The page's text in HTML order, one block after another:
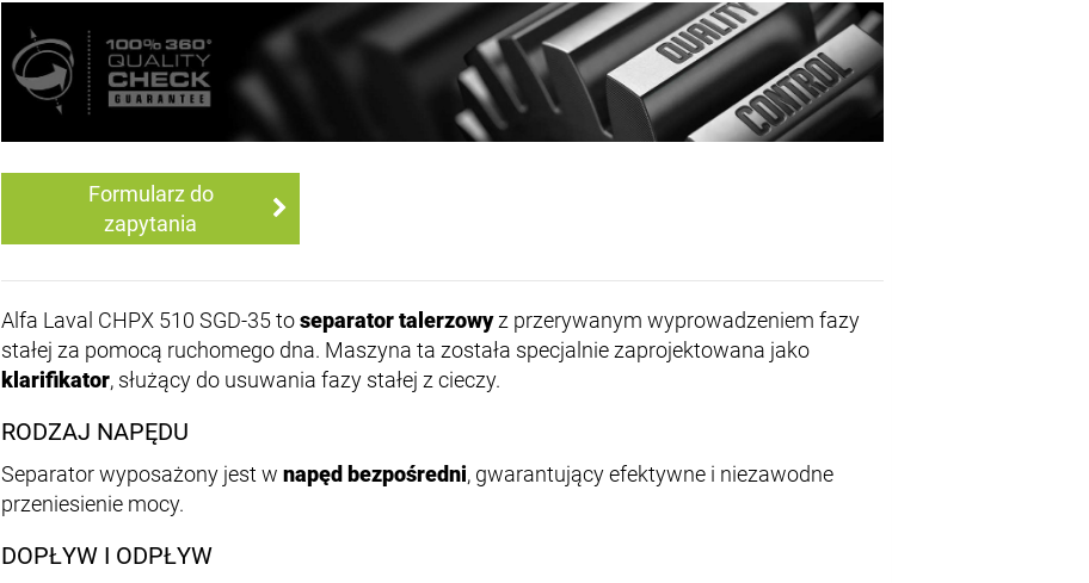
Formularz do
zapytania
Alfa Laval CHPX 510 SGD-35 toseparator talerzowyz przerywanym wyprowadzeniem fazy
stałej za pomocą ruchomego dna. Maszyna ta została specjalnie zaprojektowana jako
klarifikator, służący do usuwania fazy stałej z cieczy.
RODZAJ NAPĘDU
Separator wyposażony jest w napęd bezpośredni, gwarantujący efektywne i niezawodne
przeniesienie mocy.
DOPŁYW I ODPŁYW